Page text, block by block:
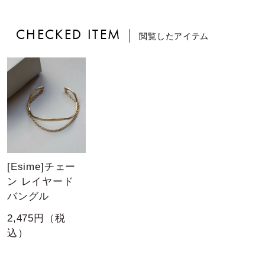
CHECKED ITEM 閲覧したアイテム
[Esime]チェー
ン レイヤード
バングル
2,475円（税
込）